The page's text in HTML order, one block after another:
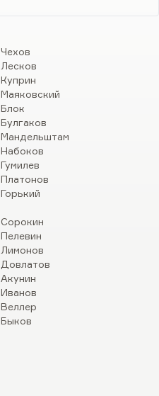
Чехов
Лесков
Куприн
Маяковский
Блок
Булгаков
Мандельштам
Набоков
Гумилев
Платонов
Горький
Сорокин
Пелевин
Лимонов
Довлатов
Акунин
Иванов
Веллер
Быков